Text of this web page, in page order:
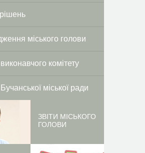
міського голови
комітету
міської ради
ЗВІТИ МІСЬКОГО
ГОЛОВИ